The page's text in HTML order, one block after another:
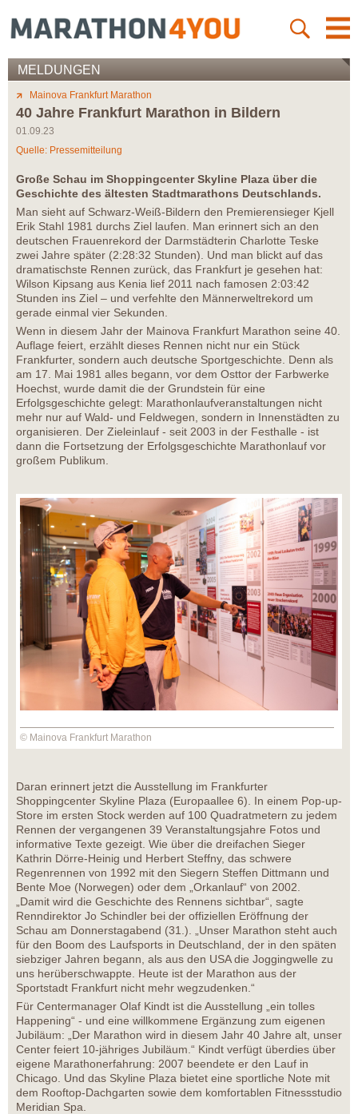
MELDUNGEN
Mainova Frankfurt Marathon
40 Jahre Frankfurt Marathon in Bildern
01.09.23
Quelle: Pressemitteilung
Große Schau im Shoppingcenter Skyline Plaza über die
Geschichte des ältesten Stadtmarathons Deutschlands.
Man sieht auf Schwarz-Weiß-Bildern den Premierensieger Kjell
Erik Stahl 1981 durchs Ziel laufen. Man erinnert sich an den
deutschen Frauenrekord der Darmstädterin Charlotte Teske
zwei Jahre später (2:28:32 Stunden). Und man blickt auf das
dramatischste Rennen zurück, das Frankfurt je gesehen hat:
Wilson Kipsang aus Kenia lief 2011 nach famosen 2:03:42
Stunden ins Ziel – und verfehlte den Männerweltrekord um
gerade einmal vier Sekunden.
Wenn in diesem Jahr der Mainova Frankfurt Marathon seine 40.
Auflage feiert, erzählt dieses Rennen nicht nur ein Stück
Frankfurter, sondern auch deutsche Sportgeschichte. Denn als
am 17. Mai 1981 alles begann, vor dem Osttor der Farbwerke
Hoechst, wurde damit die der Grundstein für eine
Erfolgsgeschichte gelegt: Marathonlaufveranstaltungen nicht
mehr nur auf Wald- und Feldwegen, sondern in Innenstädten zu
organisieren. Der Zieleinlauf - seit 2003 in der Festhalle - ist
dann die Fortsetzung der Erfolgsgeschichte Marathonlauf vor
großem Publikum.
© Mainova Frankfurt Marathon
Daran erinnert jetzt die Ausstellung im Frankfurter
Shoppingcenter Skyline Plaza (Europaallee 6). In einem Pop-up-
Store im ersten Stock werden auf 100 Quadratmetern zu jedem
Rennen der vergangenen 39 Veranstaltungsjahre Fotos und
informative Texte gezeigt. Wie über die dreifachen Sieger
Kathrin Dörre-Heinig und Herbert Steffny, das schwere
Regenrennen von 1992 mit den Siegern Steffen Dittmann und
Bente Moe (Norwegen) oder dem „Orkanlauf“ von 2002.
„Damit wird die Geschichte des Rennens sichtbar“, sagte
Renndirektor Jo Schindler bei der offiziellen Eröffnung der
Schau am Donnerstagabend (31.). „Unser Marathon steht auch
für den Boom des Laufsports in Deutschland, der in den späten
siebziger Jahren begann, als aus den USA die Joggingwelle zu
uns herüberschwappte. Heute ist der Marathon aus der
Sportstadt Frankfurt nicht mehr wegzudenken.“
Für Centermanager Olaf Kindt ist die Ausstellung „ein tolles
Happening“ - und eine willkommene Ergänzung zum eigenen
Jubiläum: „Der Marathon wird in diesem Jahr 40 Jahre alt, unser
Center feiert 10-jähriges Jubiläum.“ Kindt verfügt überdies über
eigene Marathonerfahrung: 2007 beendete er den Lauf in
Chicago. Und das Skyline Plaza bietet eine sportliche Note mit
dem Rooftop-Dachgarten sowie dem komfortablen Fitnessstudio
Meridian Spa.